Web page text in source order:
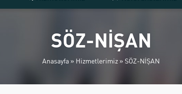
SÖZ-NİŞAN
Anasayfa » Hizmetlerimiz » SÖZ-NİŞAN